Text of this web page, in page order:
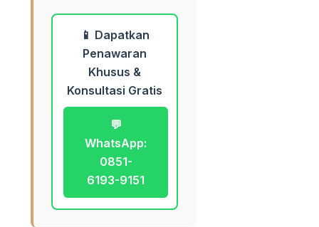
📱 Dapatkan
Penawaran
Khusus &
Konsultasi Gratis
💬
WhatsApp:
0851-
6193-9151